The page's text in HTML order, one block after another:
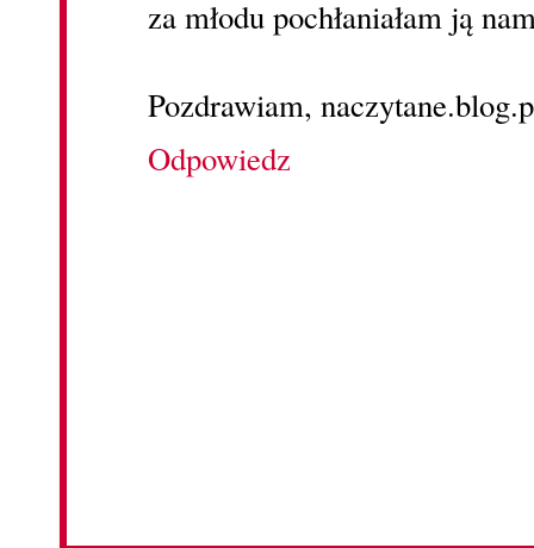
za młodu pochłaniałam ją
Pozdrawiam,
Odpowiedz